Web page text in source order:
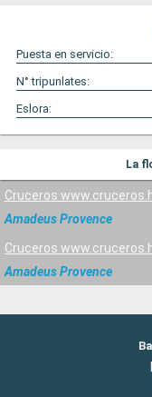
Puesta en servicio:
N° tripunlates:
Eslora:
La
Cruceros
Amadeus Provence
Cruceros
Amadeus Provence